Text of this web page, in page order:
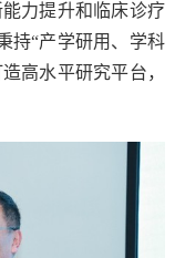
力提升和临床诊疗
持“产学研用、学科
高水平研究平台，